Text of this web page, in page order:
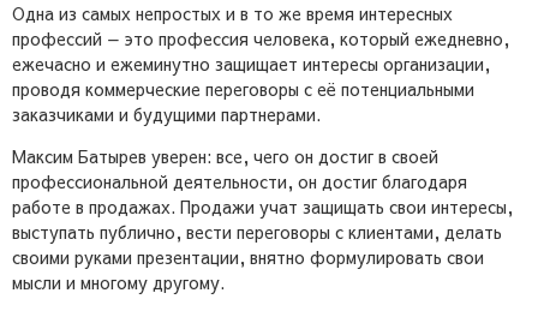
Одна из самых непростых и в то же время интересных
профессий — это профессия человека, который ежедневно,
ежечасно и ежеминутно защищает интересы организации,
проводя коммерческие переговоры с её потенциальными
заказчиками и будущими партнерами.
Максим Батырев уверен: все, чего он достиг в своей
профессиональной деятельности, он достиг благодаря
работе в продажах. Продажи учат защищать свои интересы,
выступать публично, вести переговоры с клиентами, делать
своими руками презентации, внятно формулировать свои
мысли и многому другому.